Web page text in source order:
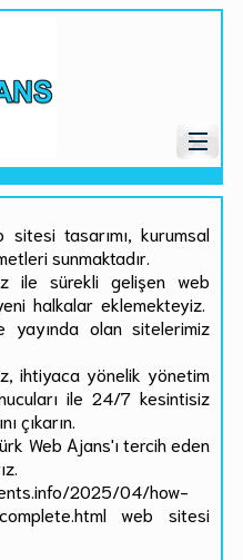
tasarımı, kurumsal
sunmaktadır.
ile sürekli gelişen web
halkalar eklemekteyiz.
yayında olan sitelerimiz
ihtiyaca yönelik yönetim
ile 24/7 kesintisiz
çıkarın.
Web Ajans'ı tercih eden
2025/04/how-
web sitesi